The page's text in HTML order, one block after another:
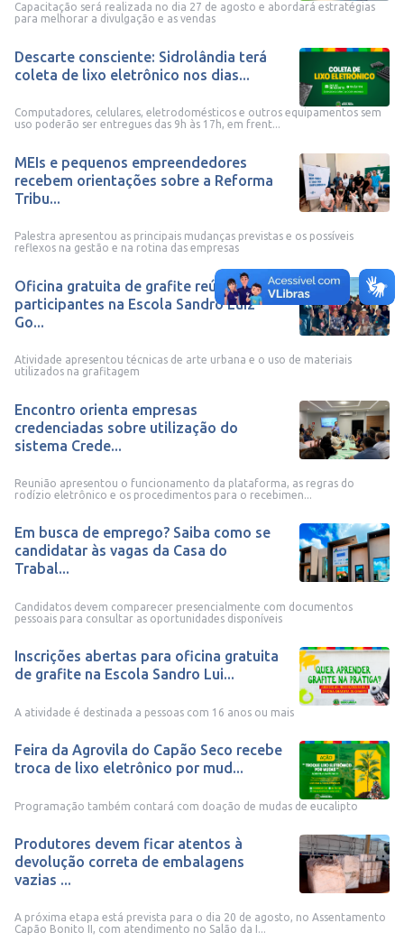
Capacitação será realizada no dia 27 de agosto e abordará estratégias
para melhorar a divulgação e as vendas
Descarte consciente: Sidrolândia terá
coleta de lixo eletrônico nos dias...
Computadores, celulares, eletrodomésticos e outros equipamentos sem
uso poderão ser entregues das 9h às 17h, em frent...
MEIs e pequenos empreendedores
recebem orientações sobre a Reforma
Tribu...
Palestra apresentou as principais mudanças previstas e os possíveis
reflexos na gestão e na rotina das empresas
Oficina gratuita de grafite reúne
participantes na Escola Sandro Luiz
Go...
Atividade apresentou técnicas de arte urbana e o uso de materiais
utilizados na grafitagem
Encontro orienta empresas
credenciadas sobre utilização do
sistema Crede...
Reunião apresentou o funcionamento da plataforma, as regras do
rodízio eletrônico e os procedimentos para o recebimen...
Em busca de emprego? Saiba como se
candidatar às vagas da Casa do
Trabal...
Candidatos devem comparecer presencialmente com documentos
pessoais para consultar as oportunidades disponíveis
Inscrições abertas para oficina gratuita
de grafite na Escola Sandro Lui...
A atividade é destinada a pessoas com 16 anos ou mais
Feira da Agrovila do Capão Seco recebe
troca de lixo eletrônico por mud...
Programação também contará com doação de mudas de eucalipto
Produtores devem ficar atentos à
devolução correta de embalagens
vazias ...
A próxima etapa está prevista para o dia 20 de agosto, no Assentamento
Capão Bonito II, com atendimento no Salão da I...